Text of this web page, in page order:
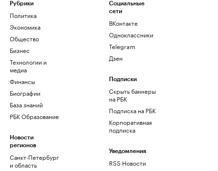
Рубрики
Политика
Экономика
Общество
Бизнес
Технологии и
медиа
Финансы
Биографии
База знаний
РБК Образование
Новости
регионов
Санкт-Петербург
и область
Социальные
сети
ВКонтакте
Одноклассники
Telegram
Дзен
Подписки
Скрыть баннеры
на РБК
Подписка на РБК
Корпоративная
подписка
Уведомления
RSS Новости